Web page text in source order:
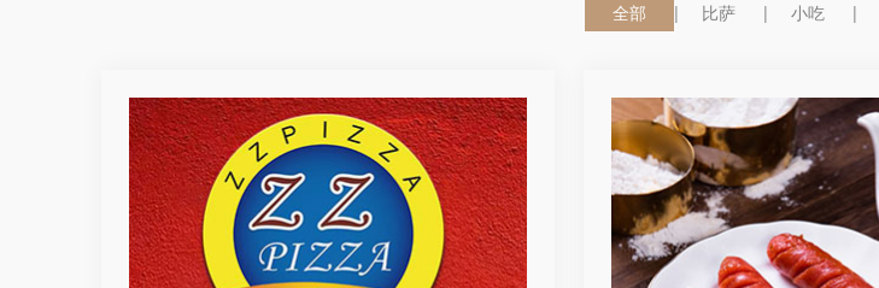
全部 比萨 小吃